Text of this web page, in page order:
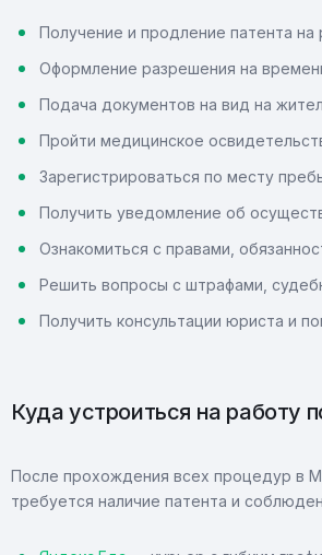
Получение и продление патента на
Оформление разрешения на
Подача документов на вид на
Пройти медицинское
Зарегистрироваться по месту
Получить уведомление об
Ознакомиться с правами,
Решить вопросы с штрафами,
Получить консультации юриста и
Куда устроиться на
После прохождения всех процедур в
требуется наличие патента и